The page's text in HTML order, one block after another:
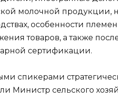
молочной продукции,
особенности
товаров, а также
сертификации.
спикерами
Министр сельского